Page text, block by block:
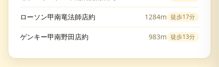
ローソン甲南竜法師店約 1284m 徒歩17分
ゲンキー甲南野田店約 983m 徒歩13分